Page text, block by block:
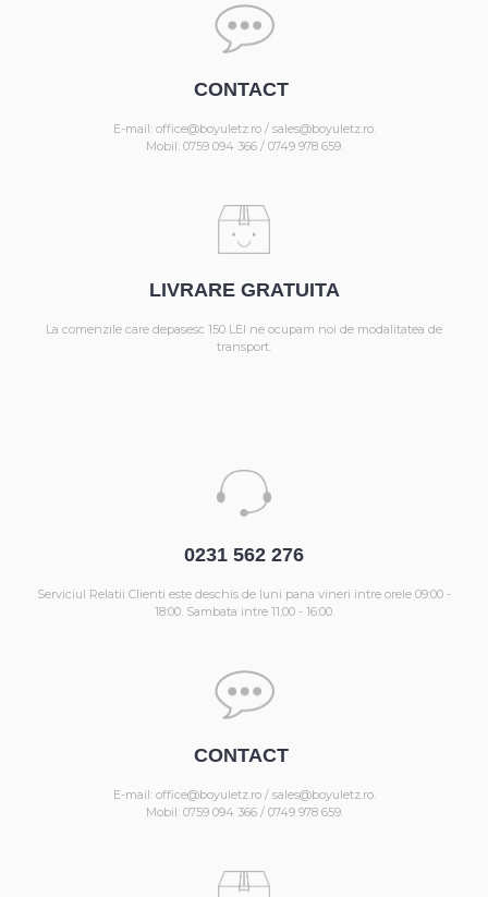
CONTACT
E-mail: office@boyuletz.ro / sales@boyuletz.ro.
Mobil: 0759 094 366 / 0749 978 659.
LIVRARE GRATUITA
La comenzile care depasesc 150 LEI ne ocupam noi de modalitatea de
transport.
0231 562 276
Serviciul Relatii Clienti este deschis de luni pana vineri intre orele 09:00 -
18:00. Sambata intre 11:00 - 16:00.
CONTACT
E-mail: office@boyuletz.ro / sales@boyuletz.ro.
Mobil: 0759 094 366 / 0749 978 659.